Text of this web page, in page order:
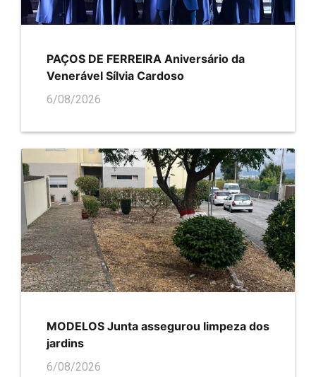
PAÇOS DE FERREIRA Aniversário da
Venerável Sílvia Cardoso
6/08/2026
MODELOS Junta assegurou limpeza dos
jardins
6/08/2026